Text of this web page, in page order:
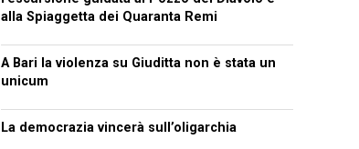
alla Spiaggetta dei Quaranta Remi
A Bari la violenza su Giuditta non è stata un
unicum
La democrazia vincerà sull’oligarchia